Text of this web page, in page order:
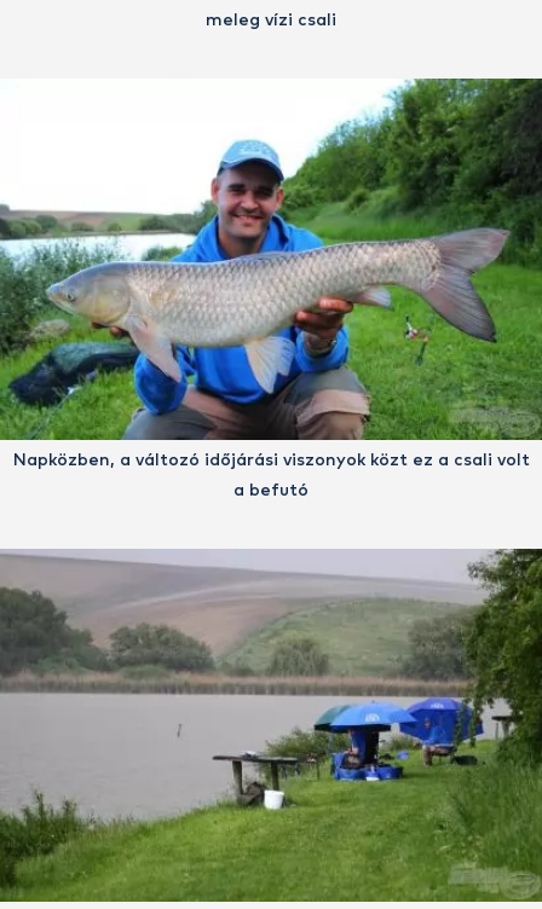
meleg vízi csali
Napközben, a változó időjárási viszonyok közt ez a csali volt
a befutó